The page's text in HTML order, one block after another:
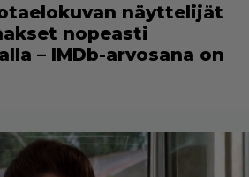
näyttelijät
nopeasti
– IMDb-arvosana on